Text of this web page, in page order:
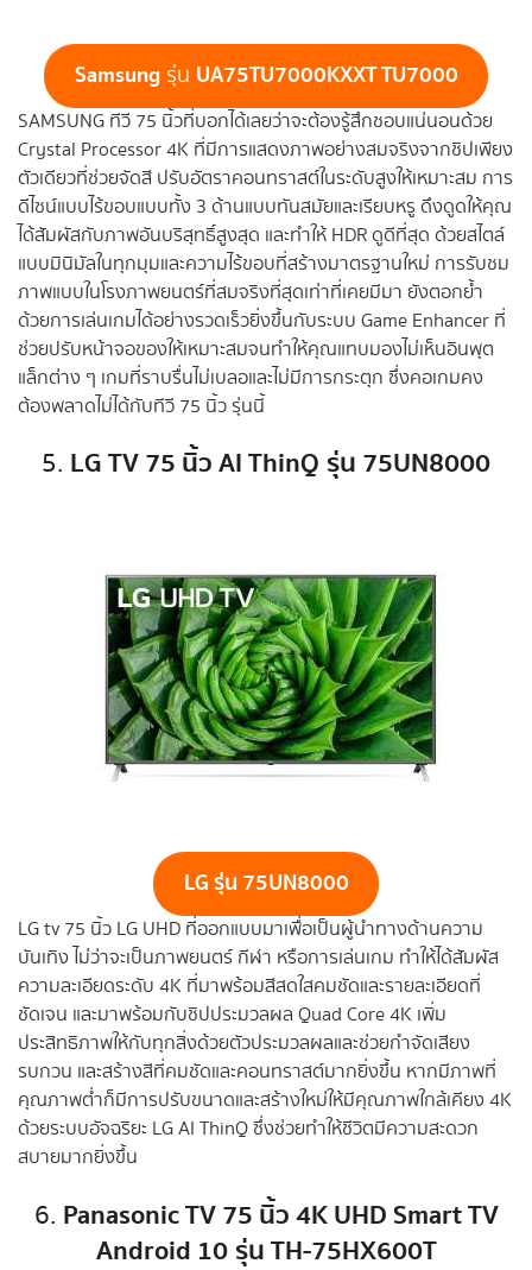
Samsungรุ่น UA75TU7000KXXT TU7000
SAMSUNG ทีวี 75 นิ้วที่บอกได้เลยว่าจะต้องรู้สึกชอบแน่นอนด้วย
Crystal Processor 4K ที่มีการแสดงภาพอย่างสมจริงจากชิปเพียง
ตัวเดียวที่ช่วยจัดสี ปรับอัตราคอนทราสต์ในระดับสูงให้เหมาะสม การ
ดีไซน์แบบไร้ขอบแบบทั้ง 3 ด้านแบบทันสมัยและเรียบหรู ดึงดูดให้คุณ
ได้สัมผัสกับภาพอันบริสุทธิ์สูงสุด และทำให้ HDR ดูดีที่สุด ด้วยสไตล์
แบบมินิมัลในทุกมุมและความไร้ขอบที่สร้างมาตรฐานใหม่ การรับชม
ภาพแบบในโรงภาพยนตร์ที่สมจริงที่สุดเท่าที่เคยมีมา ยังตอกย้ำ
ด้วยการเล่นเกมได้อย่างรวดเร็วยิ่งขึ้นกับระบบ Game Enhancer ที่
ช่วยปรับหน้าจอของให้เหมาะสมจนทำให้คุณแทบมองไม่เห็นอินพุต
แล็กต่าง ๆ เกมที่ราบรื่นไม่เบลอและไม่มีการกระตุก ซึ่งคอเกมคง
ต้องพลาดไม่ได้กับทีวี 75 นิ้ว รุ่นนี้
5. LG TV 75 นิ้วAI ThinQ รุ่น 75UN8000
LG รุ่น 75UN8000
LG tv 75 นิ้ว LG UHD ที่ออกแบบมาเพื่อเป็นผู้นำทางด้านความ
บันเทิง ไม่ว่าจะเป็นภาพยนตร์ กีฬา หรือการเล่นเกม ทำให้ได้สัมผัส
ความละเอียดระดับ 4K ที่มาพร้อมสีสดใสคมชัดและรายละเอียดที่
ชัดเจน และมาพร้อมกับชิปประมวลผล Quad Core 4K เพิ่ม
ประสิทธิภาพให้กับทุกสิ่งด้วยตัวประมวลผลและช่วยกำจัดเสียง
รบกวน และสร้างสีที่คมชัดและคอนทราสต์มากยิ่งขึ้น หากมีภาพที่
คุณภาพต่ำก็มีการปรับขนาดและสร้างใหม่ให้มีคุณภาพใกล้เคียง 4K
ด้วยระบบอัจฉริยะ LG AI ThinQ ซึ่งช่วยทำให้ชีวิตมีความสะดวก
สบายมากยิ่งขึ้น
6. Panasonic TV 75 นิ้ว4K UHD Smart TV
Android 10รุ่น TH-75HX600T